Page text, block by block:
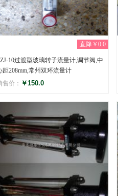
直降￥0.0
10过渡型玻璃转子流量计,调节阀,中
距208mm,常州双环流量计
售价： ￥150.0
分